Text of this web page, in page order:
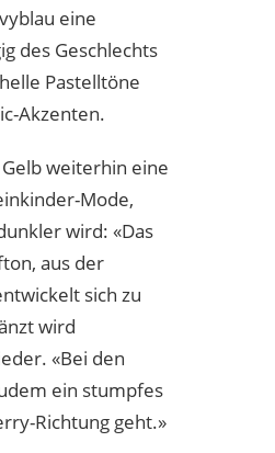
eine
des Geschlechts
Pastelltöne
Akzenten.
weiterhin eine
Mode,
wird: «Das
aus der
sich zu
wird
«Bei den
ein stumpfes
Richtung geht.»